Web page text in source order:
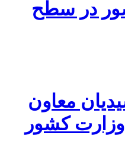
در سطح
معاون
وزارت کشور